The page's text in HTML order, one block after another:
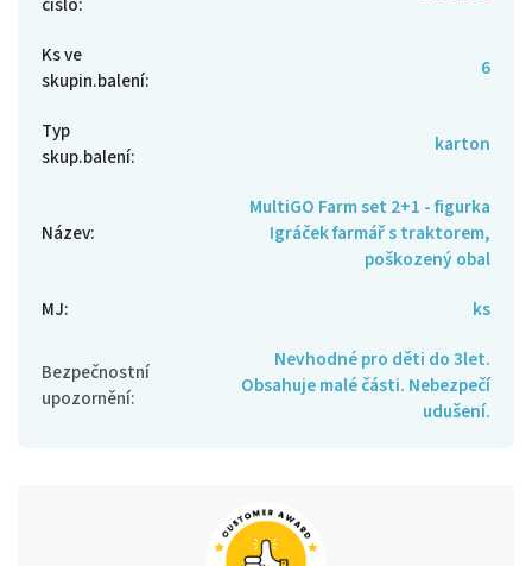
Ks ve
skupin.balení: 6
Typ
skup.balení: karton
Název:
MultiGO Farm set 2+1 - figurka
Igráček farmář s traktorem,
poškozený obal
MJ: ks
Bezpečnostní
upozornění:
Nevhodné pro děti do 3let.
Obsahuje malé části. Nebezpečí
udušení.